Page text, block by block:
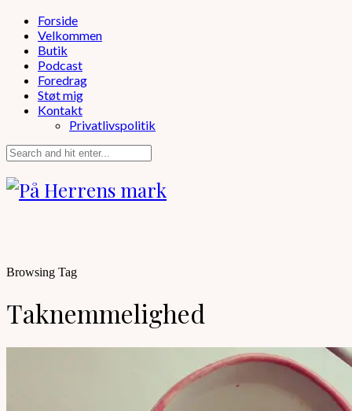
Forside
Velkommen
Butik
Podcast
Foredrag
Støt mig
Kontakt
Privatlivspolitik
Browsing Tag
Taknemmelighed